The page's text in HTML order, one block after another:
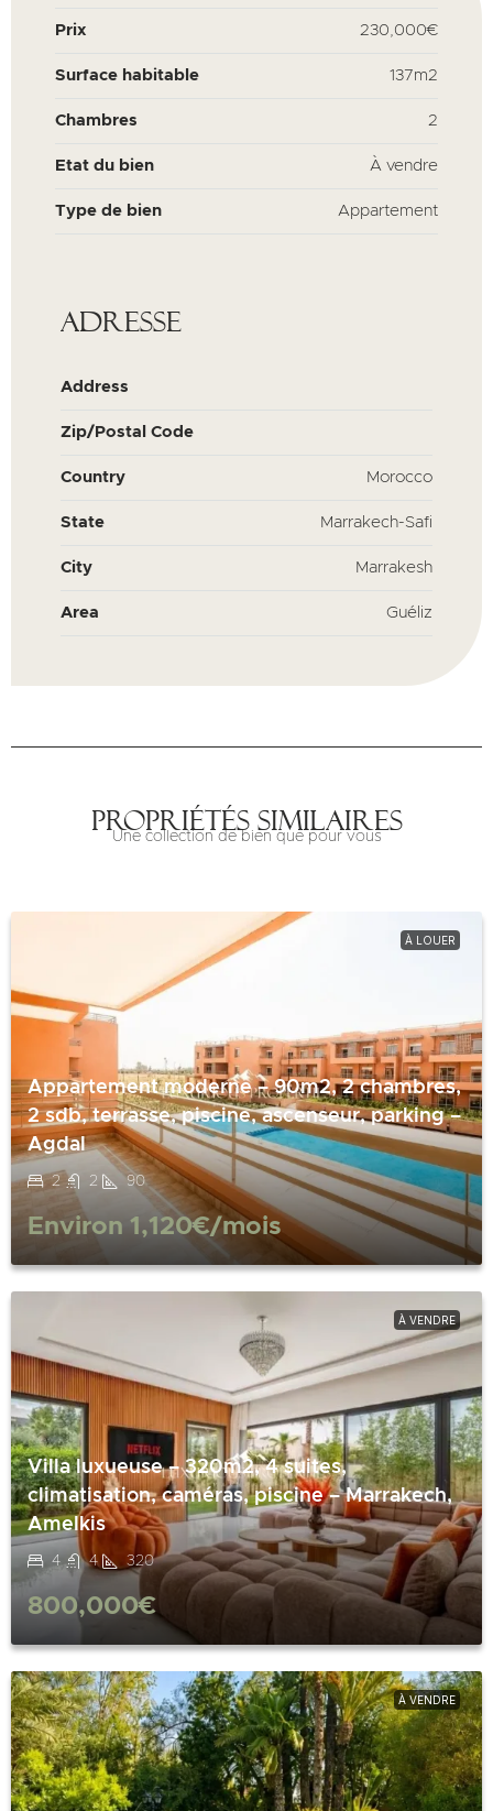
Prix 230,000€
Surface habitable 137m2
Chambres 2
Etat du bien À vendre
Type de bien Appartement
Adresse
Address
Zip/Postal Code
Country Morocco
State Marrakech-Safi
City Marrakesh
Area Guéliz
Propriétés similaires
Une collection de bien que pour vous
À LOUER
Appartement moderne – 90m2, 2 chambres,
2 sdb, terrasse, piscine, ascenseur, parking –
Agdal
2 2 90
Environ 1,120€/mois
À VENDRE
Villa luxueuse – 320m2, 4 suites,
climatisation, caméras, piscine – Marrakech,
Amelkis
4 4 320
800,000€
À VENDRE